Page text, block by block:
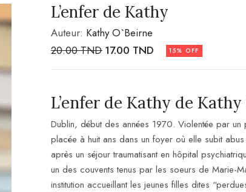
L’enfer de Kathy
Auteur: Kathy O`Beirne
20.00TND 17.00 TND 15% OFF
L’enfer de Kathy de
Dublin, début des années 1970. Violentée par un
placée à huit ans dans un foyer où elle subit abus
après un séjour traumatisant en hôpital
un des couvents tenus par les soeurs de Marie-
institution accueillant les jeunes filles dites